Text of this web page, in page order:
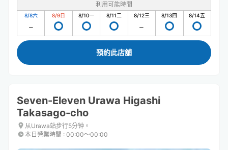
利用可能時間
8/8六 8/9日 8/10一 8/11二 8/12三 8/13四 8/14五
預約此店舖
Seven-Eleven Urawa Higashi
Takasago-cho
从Urawa站步行5分钟。
本日營業時間 : 00:00〜00:00